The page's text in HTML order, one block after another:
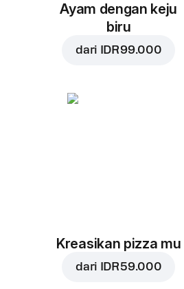
Ayam dengan keju
biru
dari IDR 99.000
Kreasikan pizza mu
dari IDR 59.000